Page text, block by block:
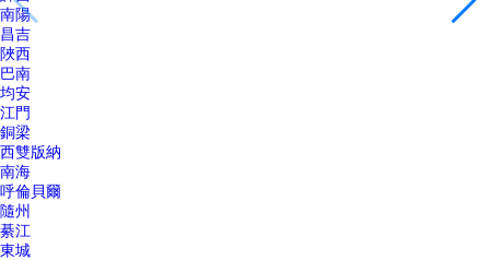
南陽
昌吉
陜西
巴南
均安
江門
銅梁
西雙版納
南海
呼倫貝爾
隨州
綦江
東城